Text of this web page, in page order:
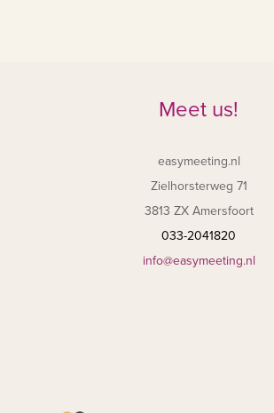
Meet us!
easymeeting.nl
Zielhorsterweg 71
3813 ZX Amersfoort
033-2041820
info@easymeeting.nl